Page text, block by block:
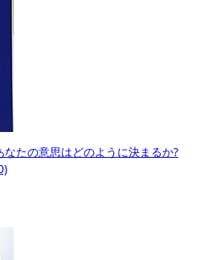
たの意思はどのように決まるか?